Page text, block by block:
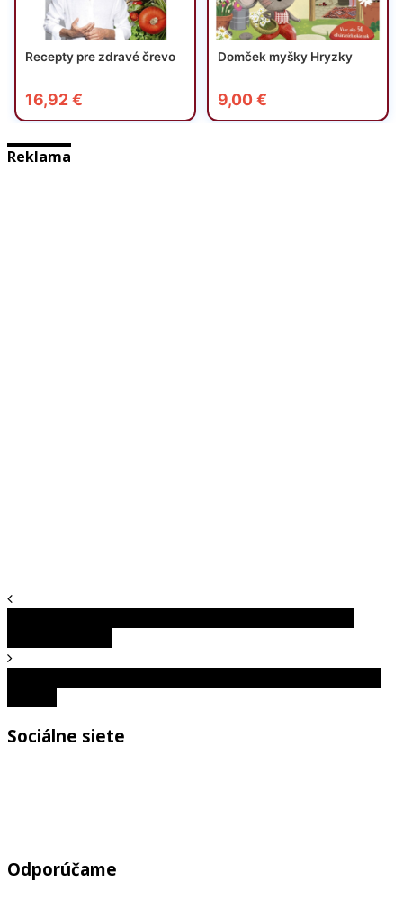
Reklama
Sociálne siete
Odporúčame